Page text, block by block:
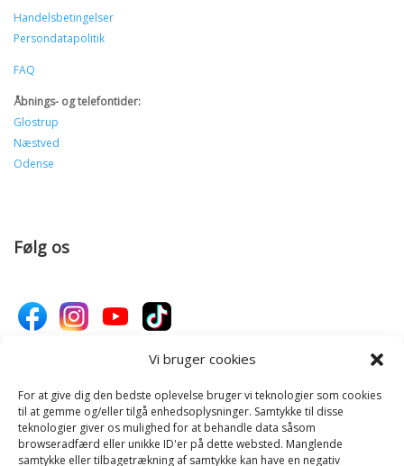
Vi bruger cookies
For at give dig den bedste oplevelse bruger vi teknologier som cookies
til at gemme og/eller tilgå enhedsoplysninger. Samtykke til disse
teknologier giver os mulighed for at behandle data såsom
browseradfærd eller unikke ID'er på dette websted. Manglende
samtykke eller tilbagetrækning af samtykke kan have en negativ
Handelsbetingelser
Persondatapolitik
FAQ
Åbnings- og telefontider:
Glostrup
Næstved
Odense
Følg os
Donér til Inges Kattehjem